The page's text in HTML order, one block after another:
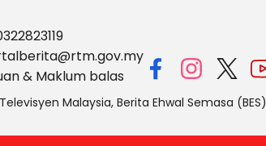
& Maklum balas
Malaysia, Berita Ehwal Semasa (BES)